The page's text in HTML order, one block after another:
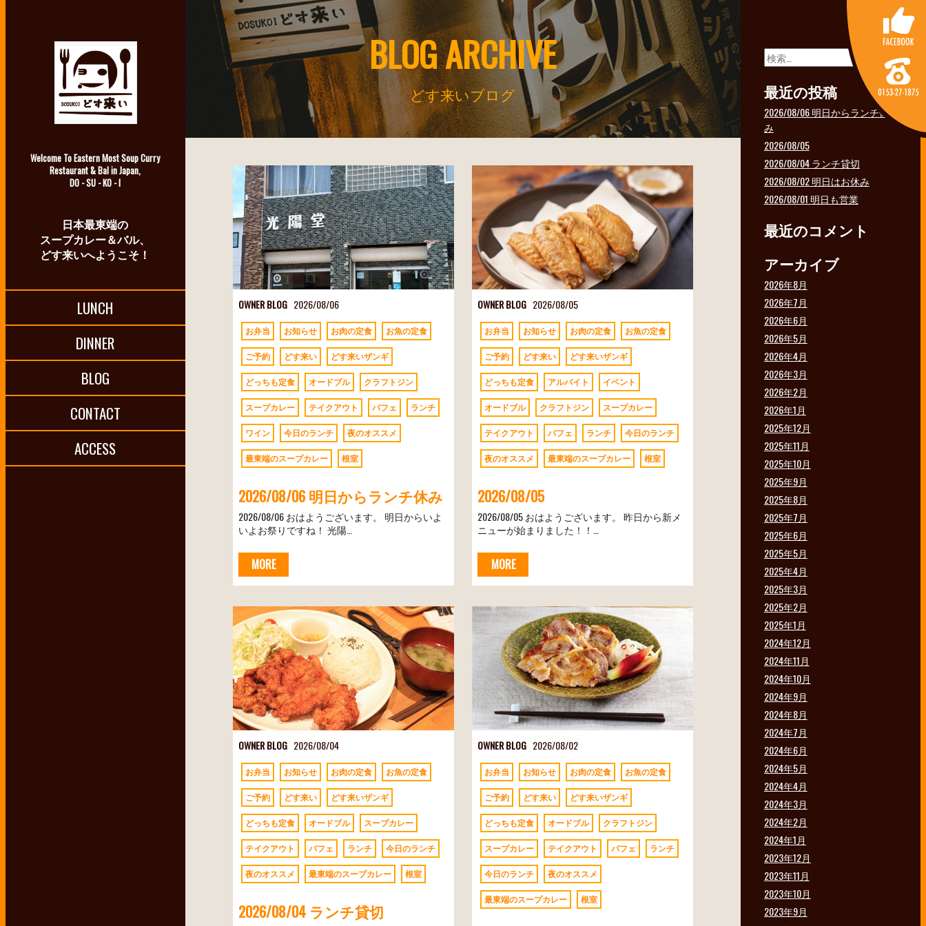
Welcome To Eastern Most Soup Curry
Restaurant & Bal in Japan,
DO - SU - KO - I
日本最東端の
スープカレー＆バル、
どす来いへようこそ！
LUNCH
DINNER
BLOG
CONTACT
ACCESS
BLOG ARCHIVE
どす来いブログ
OWNER BLOG 2026/08/06
お弁当 お知らせ お肉の定食 お魚の定食
ご予約 どす来い どす来いザンギ
どっちも定食 オードブル クラフトジン
スープカレー テイクアウト パフェ ランチ
ワイン 今日のランチ 夜のオススメ
最東端のスープカレー 根室
2026/08/06 明日からランチ休み
2026/08/06 おはようございます。 明日からいよ
いよお祭りですね！ 光陽…
MORE
OWNER BLOG 2026/08/05
お弁当 お知らせ お肉の定食 お魚の定食
ご予約 どす来い どす来いザンギ
どっちも定食 アルバイト イベント
オードブル クラフトジン スープカレー
テイクアウト パフェ ランチ 今日のランチ
夜のオススメ 最東端のスープカレー 根室
2026/08/05
2026/08/05 おはようございます。 昨日から新メ
ニューが始まりました！！…
MORE
OWNER BLOG 2026/08/04
お弁当 お知らせ お肉の定食 お魚の定食
ご予約 どす来い どす来いザンギ
どっちも定食 オードブル スープカレー
テイクアウト パフェ ランチ 今日のランチ
夜のオススメ 最東端のスープカレー 根室
2026/08/04 ランチ貸切
OWNER BLOG 2026/08/02
お弁当 お知らせ お肉の定食 お魚の定食
ご予約 どす来い どす来いザンギ
どっちも定食 オードブル クラフトジン
スープカレー テイクアウト パフェ ランチ
今日のランチ 夜のオススメ
最東端のスープカレー 根室
検
索:
最近の投稿
2026/08/06 明日からランチ休
み
2026/08/05
2026/08/04 ランチ貸切
2026/08/02 明日はお休み
2026/08/01 明日も営業
最近のコメント
アーカイブ
2026年8月
2026年7月
2026年6月
2026年5月
2026年4月
2026年3月
2026年2月
2026年1月
2025年12月
2025年11月
2025年10月
2025年9月
2025年8月
2025年7月
2025年6月
2025年5月
2025年4月
2025年3月
2025年2月
2025年1月
2024年12月
2024年11月
2024年10月
2024年9月
2024年8月
2024年7月
2024年6月
2024年5月
2024年4月
2024年3月
2024年2月
2024年1月
2023年12月
2023年11月
2023年10月
2023年9月